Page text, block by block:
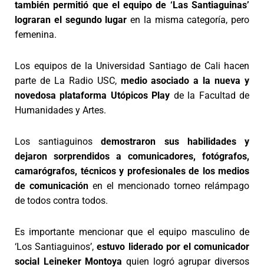
también permitió que el equipo de ‘Las Santiaguinas’
lograran el segundo lugar en la misma categoría, pero
femenina.
Los equipos de la Universidad Santiago de Cali hacen
parte de La Radio USC, medio asociado a la nueva y
novedosa plataforma Utópicos Play de la Facultad de
Humanidades y Artes.
Los santiaguinosdemostraron sus habilidades y
dejaron sorprendidos a comunicadores, fotógrafos,
camarógrafos, técnicos y profesionales de los medios
de comunicación en el mencionado torneo relámpago
de todos contra todos.
Es importante mencionar que el equipo masculino de
‘Los Santiaguinos’,estuvo liderado por el comunicador
social Leineker Montoya quien logró agrupar diversos